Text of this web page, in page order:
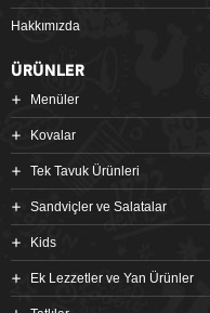
Hakkımızda
ÜRÜNLER
Menüler
Kovalar
Tek Tavuk Ürünleri
Sandviçler ve Salatalar
Kids
Ek Lezzetler ve Yan Ürünler